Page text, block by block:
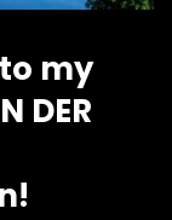
my
DER